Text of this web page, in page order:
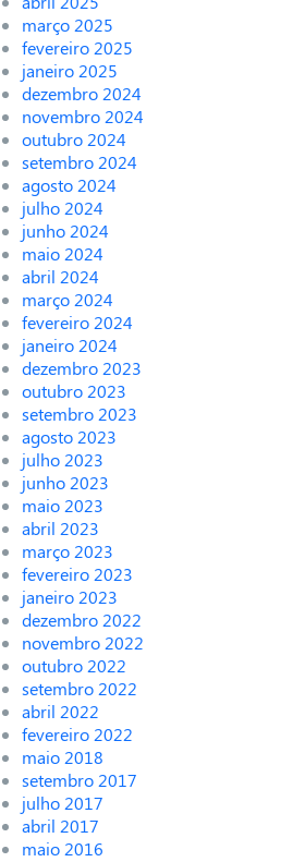
março 2025
fevereiro 2025
janeiro 2025
dezembro 2024
novembro 2024
outubro 2024
setembro 2024
agosto 2024
julho 2024
junho 2024
maio 2024
abril 2024
março 2024
fevereiro 2024
janeiro 2024
dezembro 2023
outubro 2023
setembro 2023
agosto 2023
julho 2023
junho 2023
maio 2023
abril 2023
março 2023
fevereiro 2023
janeiro 2023
dezembro 2022
novembro 2022
outubro 2022
setembro 2022
abril 2022
fevereiro 2022
maio 2018
setembro 2017
julho 2017
abril 2017
maio 2016